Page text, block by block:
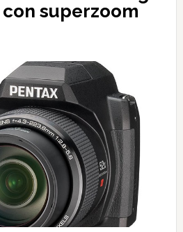
con superzoom